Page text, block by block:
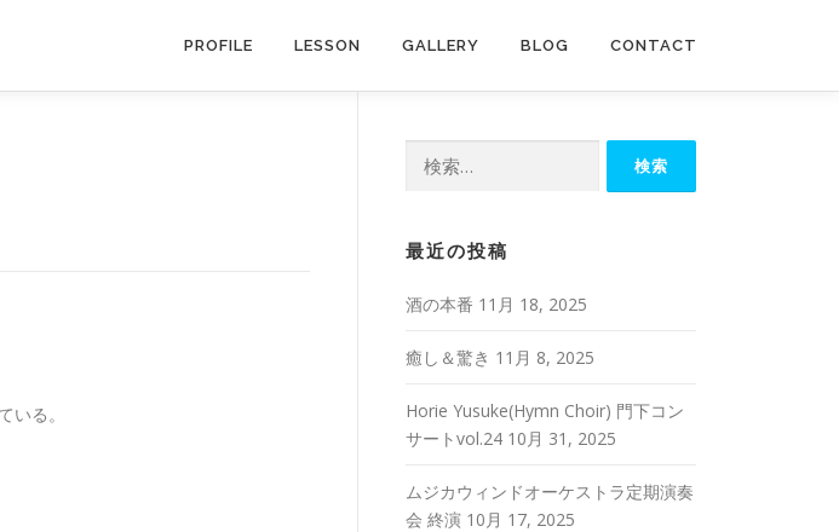
PROFILE LESSON GALLERY BLOG CONTACT
いる。
最近の投稿
酒の本番 11月 18, 2025
癒し＆驚き 11月 8, 2025
Horie Yusuke(Hymn Choir) 門下コン
サートvol.24 10月 31, 2025
ムジカウィンドオーケストラ定期演奏
会 終演 10月 17, 2025